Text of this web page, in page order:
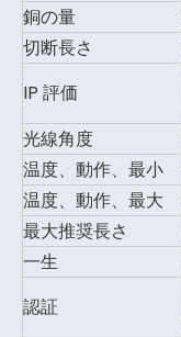
銅の量
切断長さ
IP 評価
光線角度
温度、動作、最小
温度、動作、最大
最大推奨長さ
一生
認証